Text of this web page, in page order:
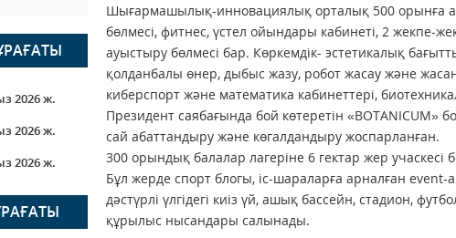
етті
2026 ж.
2026 ж.
2026 ж.
Шығармашылық-инновациялық орталық 500 орынға
бөлмесі, фитнес, үстел ойындары кабинеті, 2 жекпе-
ауыстыру бөлмесі бар. Көркемдік- эстетикалық
қолданбалы өнер, дыбыс жазу, робот жасау және
киберспорт және математика кабинеттері,
Президент саябағында бой көтеретін «BOTANICUM»
сай абаттандыру және көгалдандыру жоспарланған.
300 орындық балалар лагеріне 6 гектар жер учаскесі
Бұл жерде спорт блогы, іс-шараларға арналған event-
дәстүрлі үлгідегі киіз үй, ашық бассейн, стадион,
құрылыс нысандары салынады.